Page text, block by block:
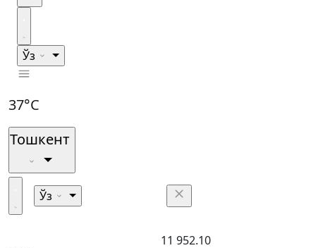
Ўз
37°C
Тошкент
Ўз
11 952.10